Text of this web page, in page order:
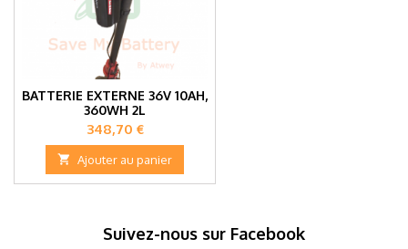
BATTERIE EXTERNE 36V 10AH,
360WH 2L
Prix
348,70 €
 Ajouter au panier
Suivez-nous sur Facebook